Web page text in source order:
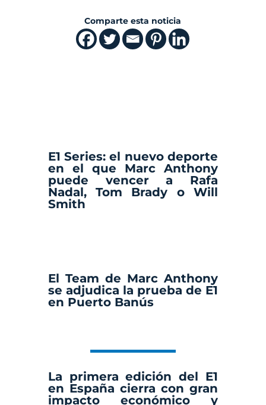
Comparte esta noticia
E1 Series: el nuevo deporte
en el que Marc Anthony
puede vencer a Rafa
Nadal, Tom Brady o Will
Smith
El Team de Marc Anthony
se adjudica la prueba de E1
en Puerto Banús
La primera edición del E1
en España cierra con gran
impacto económico y